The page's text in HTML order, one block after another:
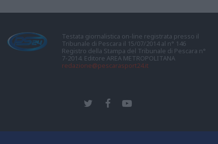
Testata giornalistica on-line registrata presso il
Tribunale di Pescara il 15/07/2014 al n° 146
Registro della Stampa del Tribunale di Pescara n°
7-2014. Editore AREA METROPOLITANA
redazione@pescarasport24.it